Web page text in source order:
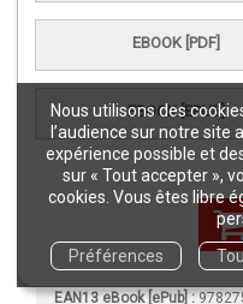
Nous utilisons des
l’audience sur notre site
expérience possible et
sur « Tout accepter »,
cookies. Vous êtes libre
Préférences
EBOOK [PDF]
EBOOK [EPUB]
Éditeur : Éditions Quae
édition
Collection : Synthèses
Publication :1 février 2024
Référence Livre papier :
Référence eBook [PDF] :
Référence eBook [ePub] :
EAN13 eBook [PDF] :
EAN13 eBook [ePub] :